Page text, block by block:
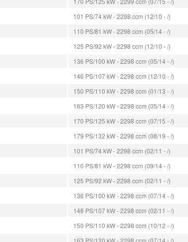
101 PS/74 kW - 2298 ccm (12/10 - /)
110 PS/81 kW - 2298 ccm (05/14 - /)
125 PS/92 kW - 2298 ccm (12/10 - /)
136 PS/100 kW - 2298 ccm (05/14 - /)
146 PS/107 kW - 2298 ccm (12/10 - /)
150 PS/110 kW - 2298 ccm (01/13 - /)
163 PS/120 kW - 2298 ccm (05/14 - /)
170 PS/125 kW - 2298 ccm (07/15 - /)
179 PS/132 kW - 2298 ccm (08/19 - /)
101 PS/74 kW - 2298 ccm (02/11 - /)
110 PS/81 kW - 2298 ccm (09/14 - /)
125 PS/92 kW - 2298 ccm (02/11 - /)
136 PS/100 kW - 2298 ccm (07/14 - /)
146 PS/107 kW - 2298 ccm (02/11 - /)
150 PS/110 kW - 2298 ccm (10/12 - /)
163 PS/120 kW - 2298 ccm (07/14 - /)